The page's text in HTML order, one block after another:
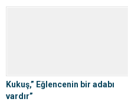
beraberliğin önemine dikkat
Kukuş,” Eğlencenin bir adabı
vardır”